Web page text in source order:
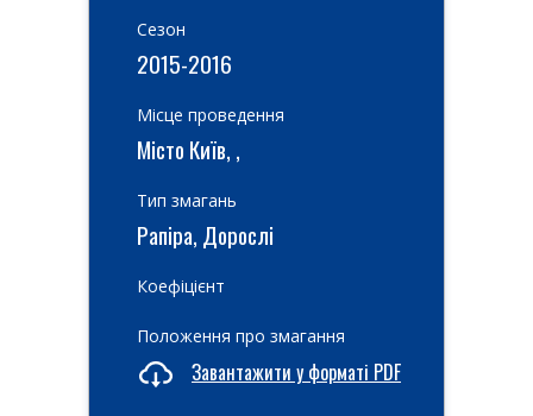
Cезон
2015-2016
Місце проведення
Місто Київ, ,
Тип змагань
Рапіра, Дорослі
Коефіцієнт
Положення про змагання
Завантажити у форматі PDF